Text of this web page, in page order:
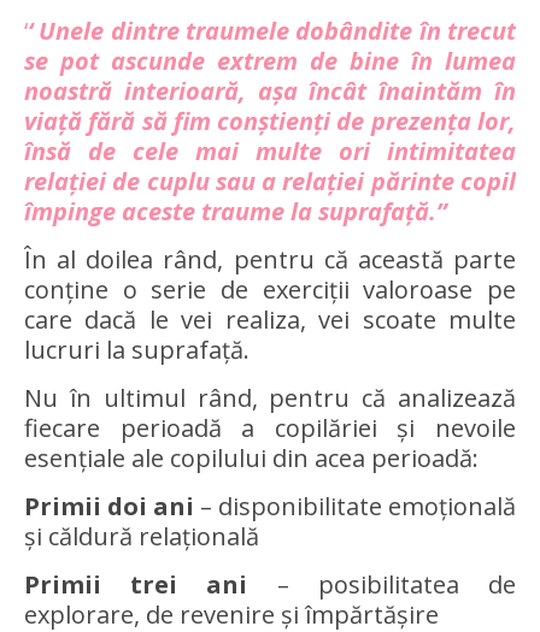
‘‘ Unele dintre traumele dobândite în trecut
se pot ascunde extrem de bine în lumea
noastră interioară, așa încât înaintăm în
viață fără să fim conștienți de prezența lor,
însă de cele mai multe ori intimitatea
relației de cuplu sau a relației părinte copil
împinge aceste traume la suprafață.”
În al doilea rând, pentru că această parte
conține o serie de exerciții valoroase pe
care dacă le vei realiza, vei scoate multe
lucruri la suprafață.
Nu în ultimul rând, pentru că analizează
fiecare perioadă a copilăriei și nevoile
esențiale ale copilului din acea perioadă:
Primii doi ani – disponibilitate emoțională
și căldură relațională
Primii trei ani – posibilitatea de
explorare, de revenire și împărtășire